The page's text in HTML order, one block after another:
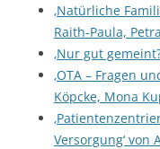
‚Natürliche
Raith-Paula,
‚Nur gut
‚OTA – Fragen
Köpcke, Mona
Versorgung‘ von